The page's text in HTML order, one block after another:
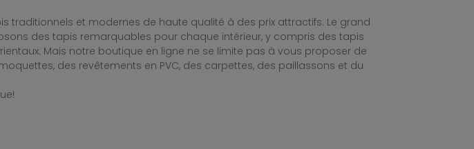
traditionnels et modernes de haute qualité à des prix attractifs. Le grand
des tapis remarquables pour chaque intérieur, y compris des tapis
Mais notre boutique en ligne ne se limite pas à vous proposer de
des revêtements en PVC, des carpettes, des paillassons et du